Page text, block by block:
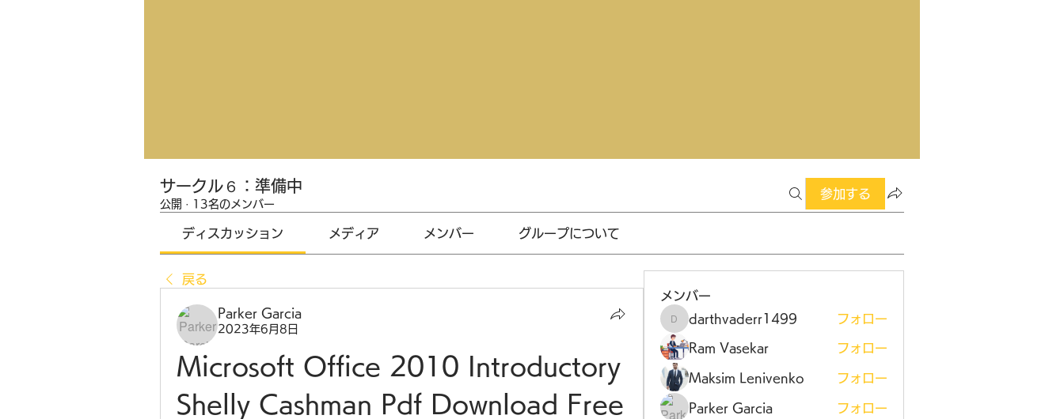
サークル６：準備中
公開 · 13名のメンバー
参加する
ディスカッション メディア メンバー グループについて
戻る
Parker Garcia
2023年6月8日
Microsoft Office 2010 Introductory
Shelly Cashman Pdf Download Free
メンバー
darthvaderr1499
darthvaderr1499 フォロー
Ram Vasekar フォロー
Maksim Lenivenko フォロー
Parker Garcia フォロー